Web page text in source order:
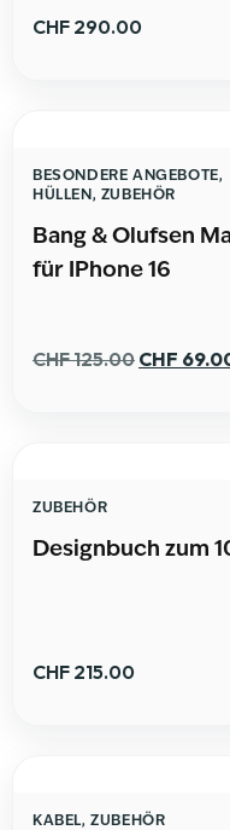
CHF 290.00
BESONDERE ANGEBOTE,
HÜLLEN , ZUBEHÖR
Bang & Olufsen
für IPhone 16
CHF125.00 CHF
ZUBEHÖR
Designbuch zum
CHF 215.00
KABEL,ZUBEHÖR